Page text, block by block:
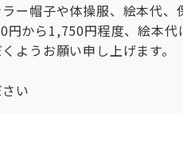
帽子や体操服、絵本代、
から1,750円程度、絵本代
ようお願い申し上げます。
い